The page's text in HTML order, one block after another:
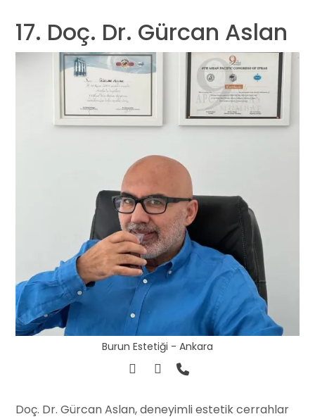
17. Doç. Dr. Gürcan Aslan
Burun Estetiği - Ankara
Doç. Dr. Gürcan Aslan, deneyimli estetik cerrahlar